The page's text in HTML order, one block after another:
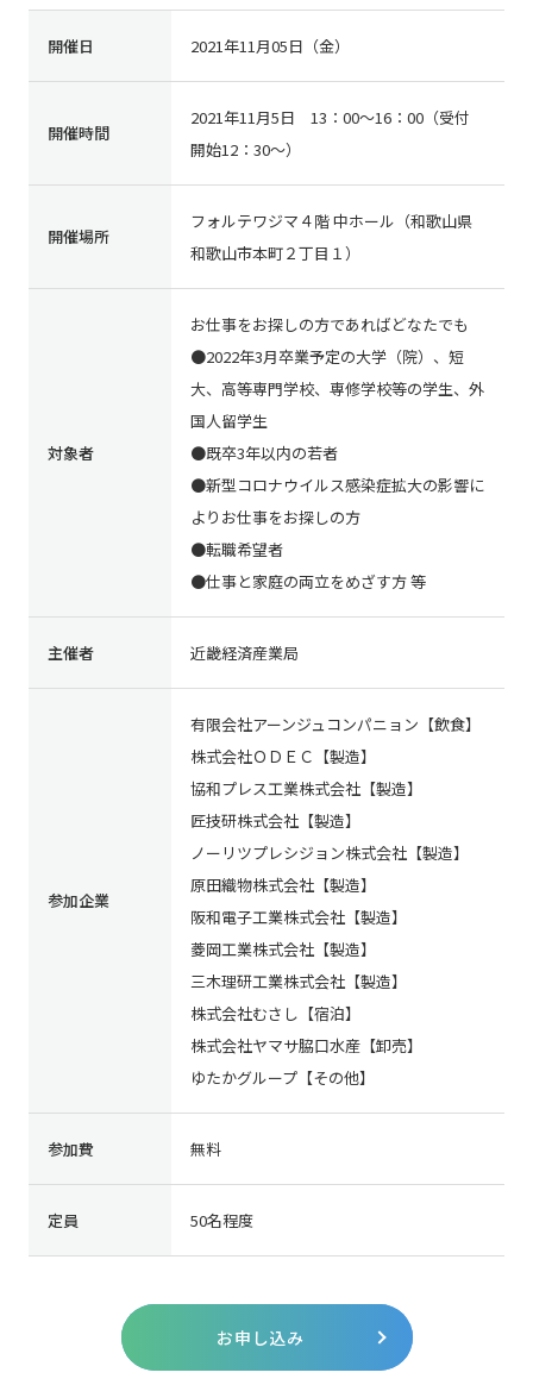
開催日 2021年11月05日（金）
開催時間
2021年11月5日 13：00～16：00（受付
開始12：30～）
開催場所
フォルテワジマ４階 中ホール（和歌山県
和歌山市本町２丁目１）
対象者
お仕事をお探しの方であればどなたでも
●2022年3月卒業予定の大学（院）、短
大、高等専門学校、専修学校等の学生、外
国人留学生
●既卒3年以内の若者
●新型コロナウイルス感染症拡大の影響に
よりお仕事をお探しの方
●転職希望者
●仕事と家庭の両立をめざす方 等
主催者 近畿経済産業局
参加企業
有限会社アーンジュコンパニョン【飲食】
株式会社ＯＤＥＣ【製造】
協和プレス工業株式会社【製造】
匠技研株式会社【製造】
ノーリツプレシジョン株式会社【製造】
原田織物株式会社【製造】
阪和電子工業株式会社【製造】
菱岡工業株式会社【製造】
三木理研工業株式会社【製造】
株式会社むさし【宿泊】
株式会社ヤマサ脇口水産【卸売】
ゆたかグループ【その他】
参加費 無料
定員 50名程度
お申し込み